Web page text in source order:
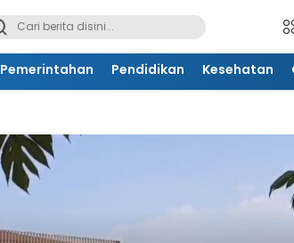
Pemerintahan Pendidikan Kesehatan